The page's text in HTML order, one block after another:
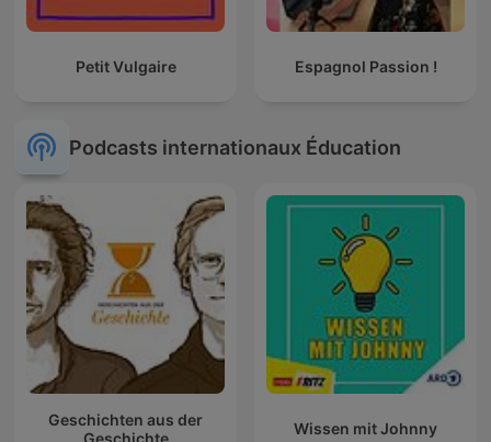
Petit Vulgaire Espagnol Passion !
Podcasts internationaux Éducation
Geschichten aus der
Geschichte
Wissen mit Johnny